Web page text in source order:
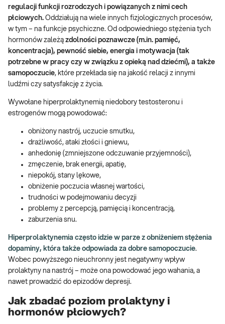
regulacji funkcji rozrodczych i powiązanych z nimi cech
płciowych. Oddziałują na wiele innych fizjologicznych procesów,
w tym – na funkcje psychiczne. Od odpowiedniego stężenia tych
hormonów zależą zdolności poznawcze (m.in. pamięć,
koncentracja), pewność siebie, energia i motywacja (tak
potrzebne w pracy czy w związku z opieką nad dziećmi), a także
samopoczucie, które przekłada się na jakość relacji z innymi
ludźmi czy satysfakcję z życia.
Wywołane hiperprolaktynemią niedobory testosteronu i
estrogenów mogą powodować:
obniżony nastrój, uczucie smutku,
drażliwość, ataki złości i gniewu,
anhedonię (zmniejszone odczuwanie przyjemności),
zmęczenie, brak energii, apatię,
niepokój, stany lękowe,
obniżenie poczucia własnej wartości,
trudności w podejmowaniu decyzji
problemy z percepcją, pamięcią i koncentracją,
zaburzenia snu.
Hiperprolaktynemia często idzie w parze z obniżeniem stężenia
dopaminy, która także odpowiada za dobre samopoczucie.
Wobec powyższego nieuchronny jest negatywny wpływ
prolaktyny na nastrój – może ona powodować jego wahania, a
nawet prowadzić do epizodów depresji.
Jak zbadać poziom prolaktyny i
hormonów płciowych?